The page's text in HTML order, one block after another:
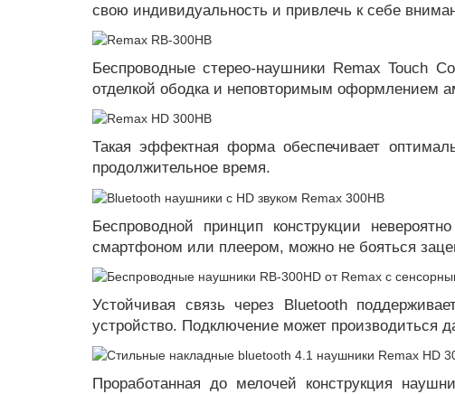
свою индивидуальность и привлечь к себе
Беспроводные стерео-наушники Remax Touch
отделкой ободка и неповторимым оформлением
Такая эффектная форма обеспечивает
продолжительное время.
Беспроводной принцип конструкции
смартфоном или плеером, можно не бояться
Устойчивая связь через Bluetooth
устройство. Подключение может производиться
Проработанная до мелочей конструкция